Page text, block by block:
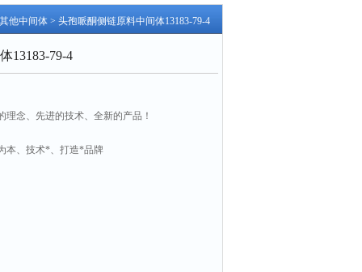
其他中间体 > 头孢哌酮侧链原料中间体13183-79-4
13183-79-4
念、先进的技术、全新的产品！
本、技术*、打造*品牌